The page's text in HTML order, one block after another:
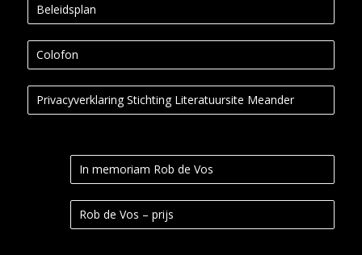
Beleidsplan
Colofon
Privacyverklaring Stichting Literatuursite Meander
In memoriam Rob de Vos
Rob de Vos – prijs